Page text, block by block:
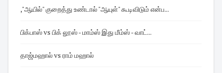
,"ஆயில்" குறைத்து உண்டால் "ஆயுள்" கூடிவிடும் என்ப...
பிக்பாஸ் vs பிக் லூஸ் - மாம்ஸ் இது மீம்ஸ் - வாட்...
தாஜ்மஹால் vs ராம் மஹால்